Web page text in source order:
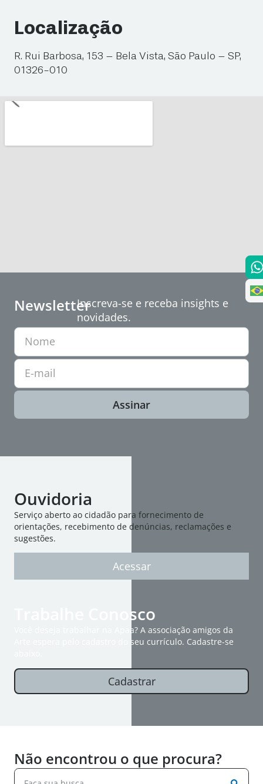
Localização
R. Rui Barbosa, 153 – Bela Vista, São Paulo – SP,
01326-010
NewsletterInscreva-se e receba insights e
novidades.
Nome
E-mail
Assinar
Ouvidoria
Serviço aberto ao cidadão para fornecimento de
orientações, recebimento de denúncias, reclamações e
sugestões.
Acessar
Trabalhe Conosco
Você deseja trabalhar na Apaa? A associação amigos da
Arte espera pelo cadastro do seu currículo. Cadastre-se
Cadastrar
Não encontrou o que procura?